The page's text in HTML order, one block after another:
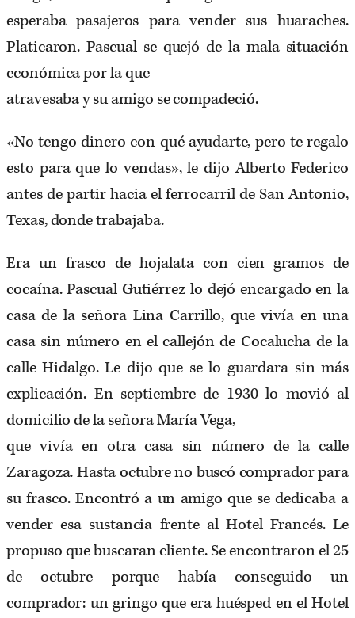
esperaba pasajeros para vender sus huaraches.
Platicaron. Pascual se quejó de la mala situación
económica por la que
atravesaba y su amigo se compadeció.
«No tengo dinero con qué ayudarte, pero te regalo
esto para que lo vendas», le dijo Alberto Federico
antes de partir hacia el ferrocarril de San Antonio,
Texas, donde trabajaba.
Era un frasco de hojalata con cien gramos de
cocaína. Pascual Gutiérrez lo dejó encargado en la
casa de la señora Lina Carrillo, que vivía en una
casa sin número en el callejón de Cocalucha de la
calle Hidalgo. Le dijo que se lo guardara sin más
explicación. En septiembre de 1930 lo movió al
domicilio de la señora María Vega,
que vivía en otra casa sin número de la calle
Zaragoza. Hasta octubre no buscó comprador para
su frasco. Encontró a un amigo que se dedicaba a
vender esa sustancia frente al Hotel Francés. Le
propuso que buscaran cliente. Se encontraron el 25
de octubre porque había conseguido un
comprador: un gringo que era huésped en el Hotel